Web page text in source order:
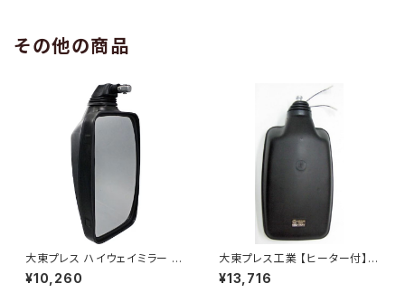
その他の商品
大東プレス ハイウェイミラー R1
¥10,260
大東プレス工業 【ヒーター付】
ハイウェイミラー R1000 326×
206 リモコン無 ヒーター付 DI-
¥13,716